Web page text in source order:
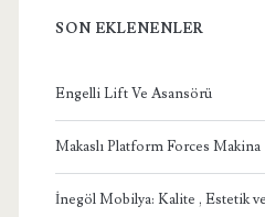
SON EKLENENLER
Engelli Lift Ve Asansörü
Makaslı Platform Forces Makina
İnegöl Mobilya: Kalite , Estetik